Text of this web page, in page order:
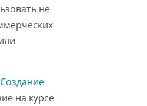
не
Создание
на курсе